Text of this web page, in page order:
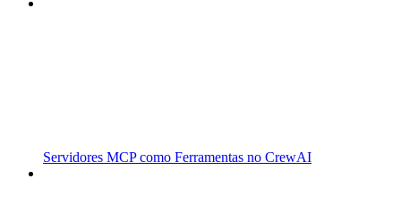
Servidores MCP como Ferramentas no CrewAI